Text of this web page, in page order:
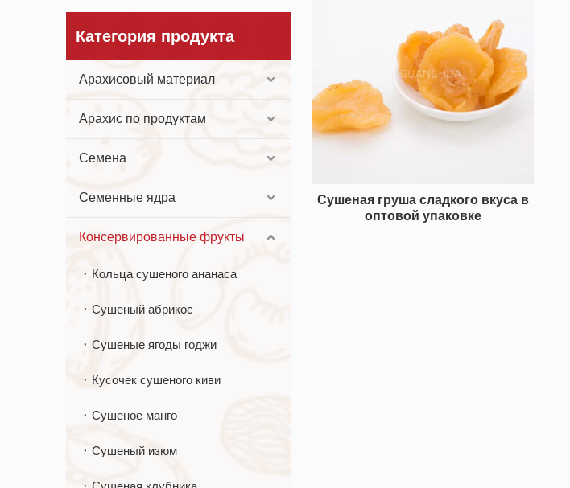
Категория продукта
Арахисовый материал
Арахис по продуктам
Семена
Семенные ядра
Консервированные фрукты
Кольца сушеного ананаса
Сушеный абрикос
Сушеные ягоды годжи
Кусочек сушеного киви
Сушеное манго
Сушеный изюм
Сушеная груша сладкого вкуса в
оптовой упаковке